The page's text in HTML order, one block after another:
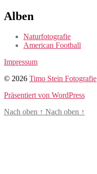
Alben
Naturfotografie
American Football
Impressum
© 2026 Timo Stein Fotografie
Präsentiert von WordPress
Nach oben ↑ Nach oben ↑